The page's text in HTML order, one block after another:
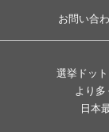
お問い合
選挙ドット
より多
日本